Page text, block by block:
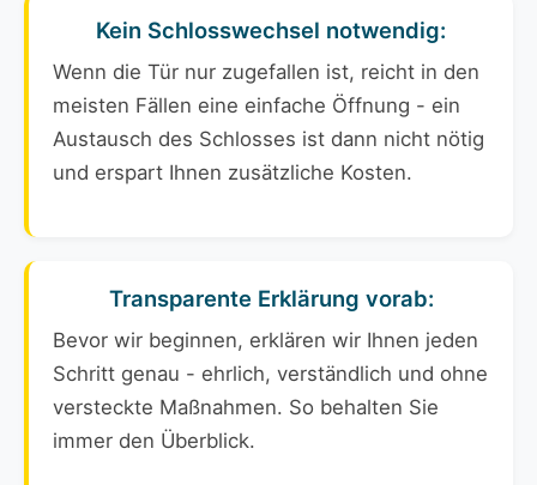
Kein Schlosswechsel notwendig:
Wenn die Tür nur zugefallen ist, reicht in den
meisten Fällen eine einfache Öffnung - ein
Austausch des Schlosses ist dann nicht nötig
und erspart Ihnen zusätzliche Kosten.
Transparente Erklärung vorab:
Bevor wir beginnen, erklären wir Ihnen jeden
Schritt genau - ehrlich, verständlich und ohne
versteckte Maßnahmen. So behalten Sie
immer den Überblick.